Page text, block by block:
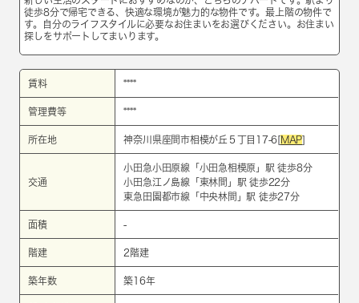
徒歩8分で帰宅できる、快適な環境が魅力的な物件です。最上階の物件で
す。自分のライフスタイルに必要なお住まいをお選びください。お住まい
探しをサポートしてまいります。
賃料 ****
管理費等 ****
所在地 神奈川県座間市相模が丘５丁目17-6[ MAP
交通
小田急小田原線 「 小田急相模原 」駅 徒歩8分
小田急江ノ島線 「 東林間 」駅 徒歩22分
東急田園都市線 「 中央林間 」駅 徒歩27分
面積 -
階建 2階建
築年数 築16年